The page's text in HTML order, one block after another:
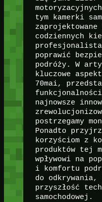
tym kamerki
codziennych
poprawić
podróży. W
kluczowe
70mai,
najnowsze
postrzegamy
Ponadto
korzyściom z
produktów tej
wpływowi na
i komfortu
do
przyszłość
samochodowej.